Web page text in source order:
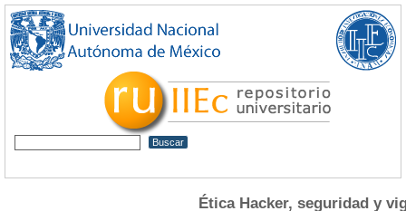
Ética Hacker, seguridad y